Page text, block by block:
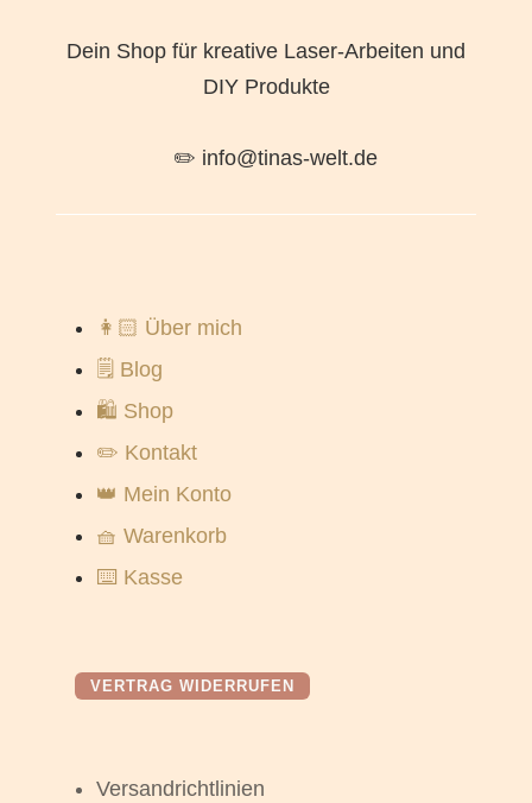
Dein Shop für kreative Laser-Arbeiten und
DIY Produkte
✏️ info@tinas-welt.de
👩🏻 Über mich
🗒️ Blog
🛍️ Shop
✏️ Kontakt
👑 Mein Konto
🧺 Warenkorb
⌨️ Kasse
VERTRAG WIDERRUFEN
Versandrichtlinien